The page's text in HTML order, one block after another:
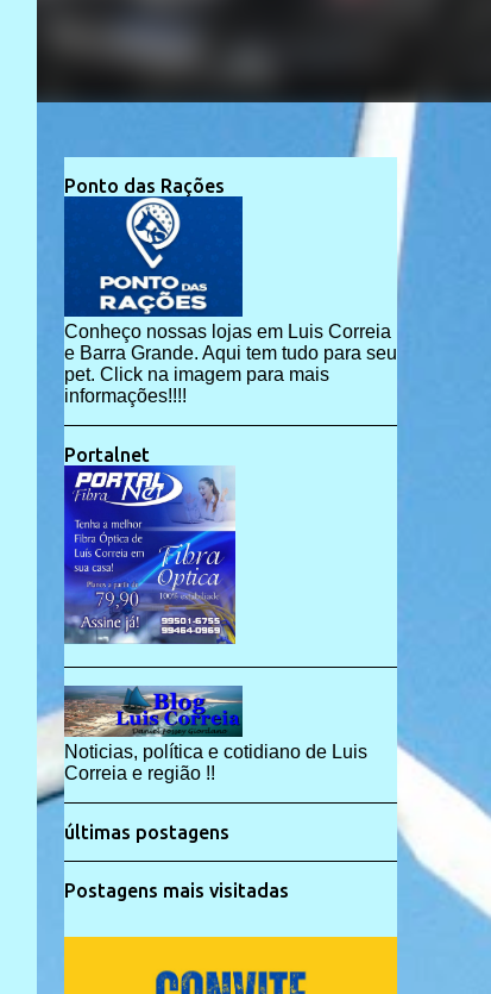
Ponto das Rações
Conheço nossas lojas em Luis Correia
e Barra Grande. Aqui tem tudo para seu
pet. Click na imagem para mais
informações!!!!
Portalnet
Noticias, política e cotidiano de Luis
Correia e região !!
últimas postagens
Postagens mais visitadas